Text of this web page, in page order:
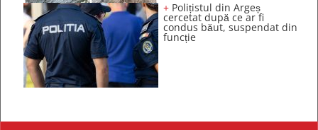
+ Polițistul din Argeș
cercetat după ce ar fi
condus băut, suspendat din
funcție